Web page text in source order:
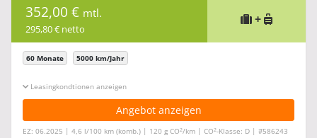
352,00 € mtl.
295,80 € netto
+
60 Monate 5000 km/Jahr
Leasingkonditionen ein-/ausblenden
Angebot anzeigen
EZ: 06.2025 | 4,6 l/100 km (komb.) | 120 g CO2/km | CO2-Klasse: D | #586243